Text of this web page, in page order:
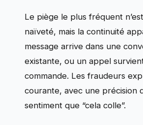
Le piège le plus fréquent
naïveté, mais la continuité
message arrive dans une
existante, ou un appel
commande. Les fraudeurs
courante, avec une précision
sentiment que “cela colle”.